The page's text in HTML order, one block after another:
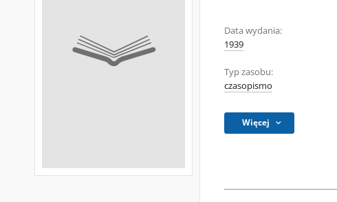
Data wydania:
1939
Typ zasobu:
czasopismo
Więcej